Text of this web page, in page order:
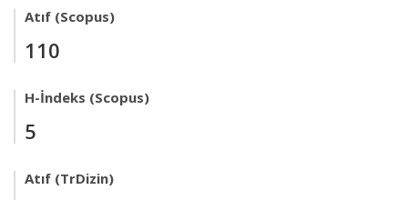
Atıf (Scopus)
110
H-İndeks (Scopus)
5
Atıf (TrDizin)